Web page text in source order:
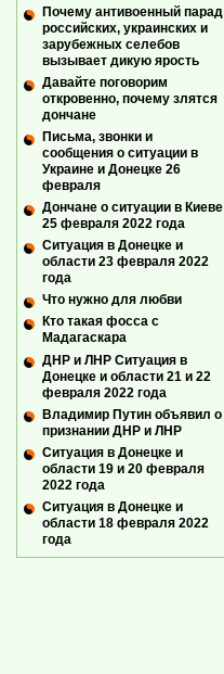
Почему антивоенный парад
российских, украинских и
зарубежных селебов
вызывает дикую ярость
Давайте поговорим
откровенно, почему злятся
дончане
Письма, звонки и
сообщения о ситуации в
Украине и Донецке 26
февраля
Дончане о ситуации в Киеве
25 февраля 2022 года
Ситуация в Донецке и
области 23 февраля 2022
года
Что нужно для любви
Кто такая фосса с
Мадагаскара
ДНР и ЛНР Ситуация в
Донецке и области 21 и 22
февраля 2022 года
Владимир Путин объявил о
признании ДНР и ЛНР
Ситуация в Донецке и
области 19 и 20 февраля
2022 года
Ситуация в Донецке и
области 18 февраля 2022
года